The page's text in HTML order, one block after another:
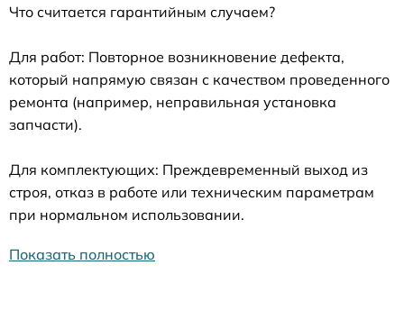
Что считается гарантийным случаем?
Для работ: Повторное возникновение дефекта,
который напрямую связан с качеством проведенного
ремонта (например, неправильная установка
запчасти).
Для комплектующих: Преждевременный выход из
строя, отказ в работе или техническим параметрам
при нормальном использовании.
Показать полностью